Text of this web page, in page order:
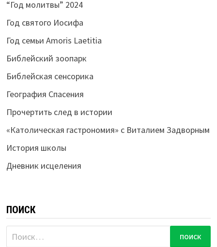
“Год молитвы” 2024
Год святого Иосифа
Год семьи Amoris Laetitia
Библейский зоопарк
Библейская сенсорика
География Спасения
Прочертить след в истории
«Католическая гастрономия» с Виталием Задворным
История школы
Дневник исцеления
ПОИСК
Найти: